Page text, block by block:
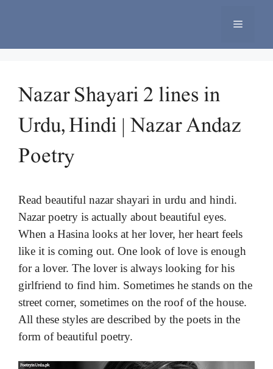
Menu
Nazar Shayari 2 lines in
Urdu, Hindi | Nazar Andaz
Poetry
Read beautiful nazar shayari in urdu and hindi.
Nazar poetry is actually about beautiful eyes.
When a Hasina looks at her lover, her heart feels
like it is coming out. One look of love is enough
for a lover. The lover is always looking for his
girlfriend to find him. Sometimes he stands on the
street corner, sometimes on the roof of the house.
All these styles are described by the poets in the
form of beautiful poetry.